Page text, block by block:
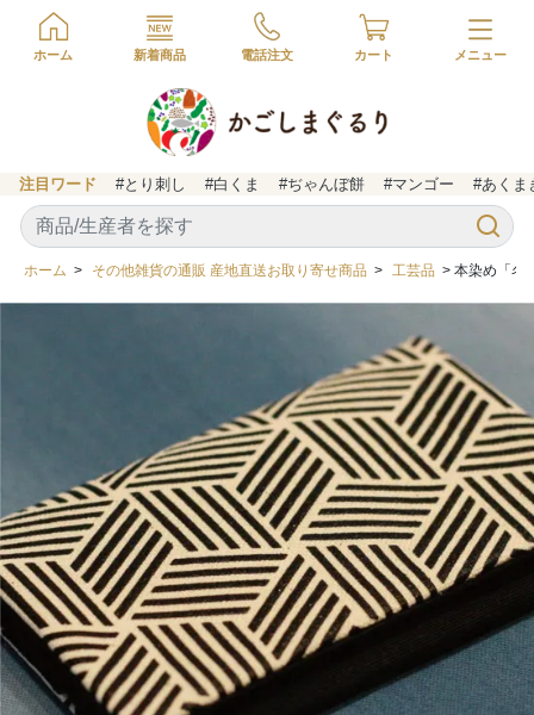
ホーム 新着商品 電話注文 カート
注目ワード #とり刺し #白くま #ぢゃんぼ餅 #マンゴー #あくま
ホーム > その他雑貨の通販 産地直送お取り寄せ商品 > 工芸品 > 本染め「名